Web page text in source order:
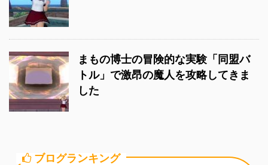
まもの博士の冒険的な実験「同盟バ
トル」で激昂の魔人を攻略してきま
した
ブログランキング